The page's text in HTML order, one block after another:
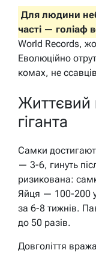
Для людини
часті — голіаф
World Records,
Еволюційно
комах, не
Життєвий
гіганта
Самки
— 3-6, гинуть
ризикована:
Яйця — 100-200
за 6-8 тижнів.
до 50 разів.
Довголіття